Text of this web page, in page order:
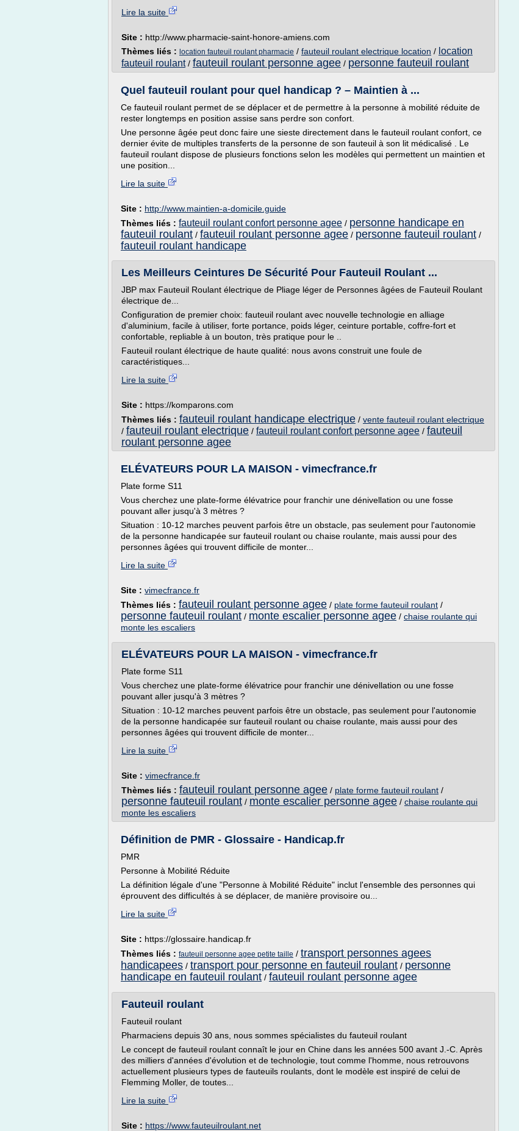
Lire la suite
Site : http://www.pharmacie-saint-honore-amiens.com
Thèmes liés : location fauteuil roulant pharmacie / fauteuil roulant electrique location / location
fauteuil roulant/ fauteuil roulant personne agee / personne fauteuil roulant
Quel fauteuil roulant pour quel handicap ? – Maintien à ...
Ce fauteuil roulant permet de se déplacer et de permettre à la personne à mobilité réduite de
rester longtemps en position assise sans perdre son confort.
Une personne âgée peut donc faire une sieste directement dans le fauteuil roulant confort, ce
dernier évite de multiples transferts de la personne de son fauteuil à son lit médicalisé . Le
fauteuil roulant dispose de plusieurs fonctions selon les modèles qui permettent un maintien et
une position...
Lire la suite
Site : http://www.maintien-a-domicile.guide
Thèmes liés : fauteuil roulant confort personne agee / personne handicape en
fauteuil roulant / fauteuil roulant personne agee / personne fauteuil roulant /
fauteuil roulant handicape
Les Meilleurs Ceintures De Sécurité Pour Fauteuil Roulant ...
JBP max Fauteuil Roulant électrique de Pliage léger de Personnes âgées de Fauteuil Roulant
électrique de...
Configuration de premier choix: fauteuil roulant avec nouvelle technologie en alliage
d'aluminium, facile à utiliser, forte portance, poids léger, ceinture portable, coffre-fort et
confortable, repliable à un bouton, très pratique pour le ..
Fauteuil roulant électrique de haute qualité: nous avons construit une foule de
caractéristiques...
Lire la suite
Site : https://komparons.com
Thèmes liés : fauteuil roulant handicape electrique / vente fauteuil roulant electrique
/ fauteuil roulant electrique / fauteuil roulant confort personne agee / fauteuil
roulant personne agee
ELÉVATEURS POUR LA MAISON - vimecfrance.fr
Plate forme S11
Vous cherchez une plate-forme élévatrice pour franchir une dénivellation ou une fosse
pouvant aller jusqu'à 3 mètres ?
Situation : 10-12 marches peuvent parfois être un obstacle, pas seulement pour l'autonomie
de la personne handicapée sur fauteuil roulant ou chaise roulante, mais aussi pour des
personnes âgées qui trouvent difficile de monter...
Lire la suite
Site : vimecfrance.fr
Thèmes liés : fauteuil roulant personne agee / plate forme fauteuil roulant /
personne fauteuil roulant / monte escalier personne agee / chaise roulante qui
monte les escaliers
ELÉVATEURS POUR LA MAISON - vimecfrance.fr
Plate forme S11
Vous cherchez une plate-forme élévatrice pour franchir une dénivellation ou une fosse
pouvant aller jusqu'à 3 mètres ?
Situation : 10-12 marches peuvent parfois être un obstacle, pas seulement pour l'autonomie
de la personne handicapée sur fauteuil roulant ou chaise roulante, mais aussi pour des
personnes âgées qui trouvent difficile de monter...
Lire la suite
Site : vimecfrance.fr
Thèmes liés : fauteuil roulant personne agee / plate forme fauteuil roulant /
personne fauteuil roulant / monte escalier personne agee / chaise roulante qui
monte les escaliers
Définition de PMR - Glossaire - Handicap.fr
PMR
Personne à Mobilité Réduite
La définition légale d'une "Personne à Mobilité Réduite" inclut l'ensemble des personnes qui
éprouvent des difficultés à se déplacer, de manière provisoire ou...
Lire la suite
Site : https://glossaire.handicap.fr
Thèmes liés : fauteuil personne agee petite taille / transport personnes agees
handicapees / transport pour personne en fauteuil roulant / personne
handicape en fauteuil roulant / fauteuil roulant personne agee
Fauteuil roulant
Fauteuil roulant
Pharmaciens depuis 30 ans, nous sommes spécialistes du fauteuil roulant
Le concept de fauteuil roulant connaît le jour en Chine dans les années 500 avant J.-C. Après
des milliers d'années d'évolution et de technologie, tout comme l'homme, nous retrouvons
actuellement plusieurs types de fauteuils roulants, dont le modèle est inspiré de celui de
Flemming Moller, de toutes...
Lire la suite
Site : https://www.fauteuilroulant.net